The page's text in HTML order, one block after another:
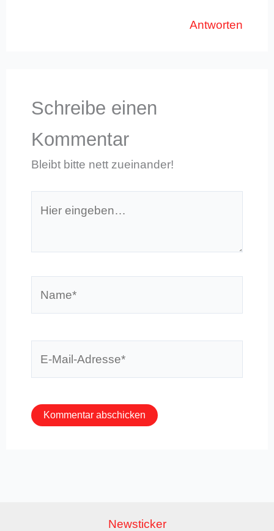
Antworten
Schreibe einen
Kommentar
Bleibt bitte nett zueinander!
eingeben…
Newsticker